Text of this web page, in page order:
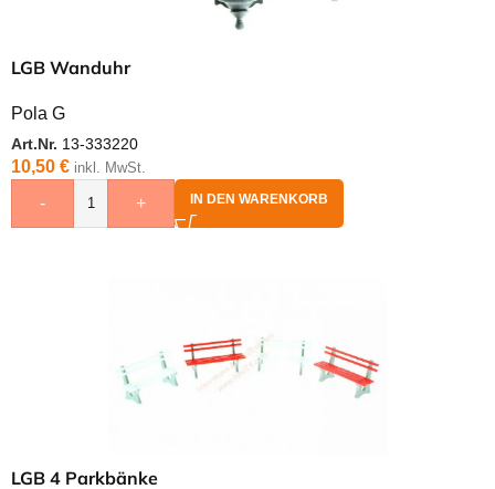
LGB Wanduhr
Pola G
Art.Nr. 13-333220
10,50 € inkl. MwSt.
- + IN DEN WARENKORB
LGB 4 Parkbänke